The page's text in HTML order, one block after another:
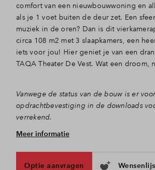
comfort van een nieuwbouwwoning en
als je 1 voet buiten de deur zet. Een
muziek in de oren? Dan is dit
circa 108 m2 met 3 slaapkamers, een
iets voor jou! Hier geniet je van een
TAQA Theater De Vest. Wat een droom,
Vanwege de status van de bouw is er
opdrachtbevestiging in de downloads
verrekend.
Genieten vanaf heerlijk balkon!
appartement bevindt zich op de 7e
Meer informatie
Optie aanvragen